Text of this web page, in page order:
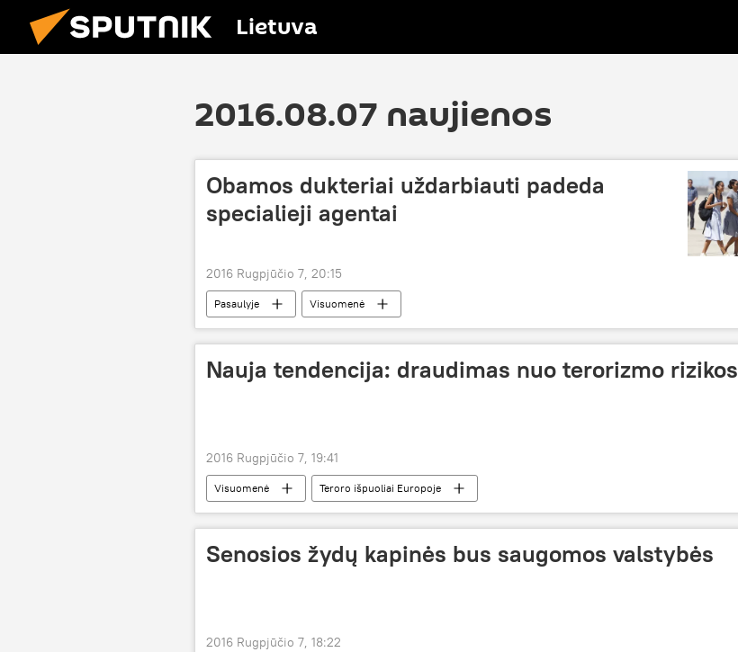
Lietuva
2016.08.07 naujienos
Obamos dukteriai uždarbiauti padeda
specialieji agentai
2016 Rugpjūčio 7, 20:15
Pasaulyje Visuomenė
Nauja tendencija: draudimas nuo terorizmo rizikos
2016 Rugpjūčio 7, 19:41
Visuomenė Teroro išpuoliai Europoje
Senosios žydų kapinės bus saugomos valstybės
2016 Rugpjūčio 7, 18:22